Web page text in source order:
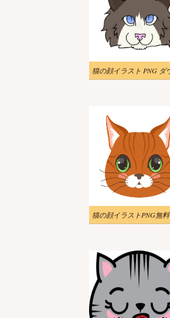
猫の顔イラストPNG無料